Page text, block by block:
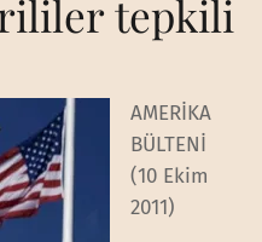
tepkili
AMERİKA
BÜLTENİ
(10 Ekim
2011)